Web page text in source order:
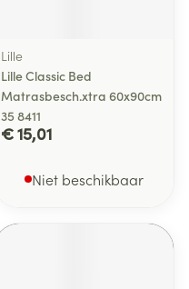
Lille
Lille Classic Bed
Matrasbesch.xtra 60x90cm
35 8411
€ 15,01
Niet beschikbaar